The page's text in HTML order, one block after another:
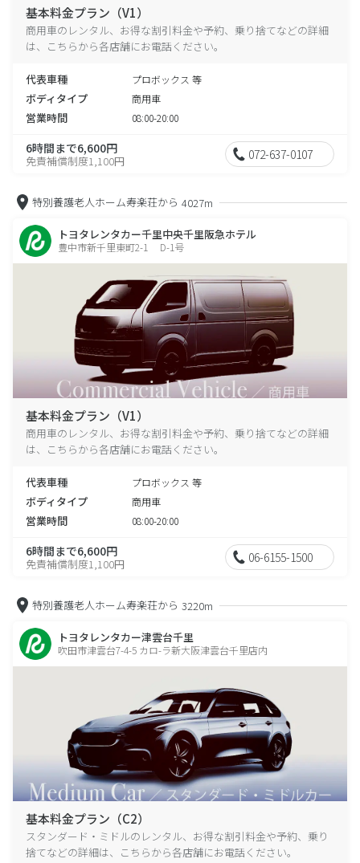
基本料金プラン（V1）
商用車のレンタル、お得な割引料金や予約、乗り捨てなどの詳細
は、こちらから各店舗にお電話ください。
代表車種 プロボックス 等
ボディタイプ 商用車
営業時間 08:00-20:00
6時間まで6,600円
免責補償制度1,100円 072-637-0107
特別養護老人ホーム寿楽荘から 4027m
トヨタレンタカー千里中央千里阪急ホテル
豊中市新千里東町2-1 D-1号
基本料金プラン（V1）
商用車のレンタル、お得な割引料金や予約、乗り捨てなどの詳細
は、こちらから各店舗にお電話ください。
代表車種 プロボックス 等
ボディタイプ 商用車
営業時間 08:00-20:00
6時間まで6,600円
免責補償制度1,100円 06-6155-1500
特別養護老人ホーム寿楽荘から 3220m
トヨタレンタカー津雲台千里
吹田市津雲台7-4-5 カロ-ラ新大阪津雲台千里店内
基本料金プラン（C2）
スタンダード・ミドルのレンタル、お得な割引料金や予約、乗り
捨てなどの詳細は、こちらから各店舗にお電話ください。